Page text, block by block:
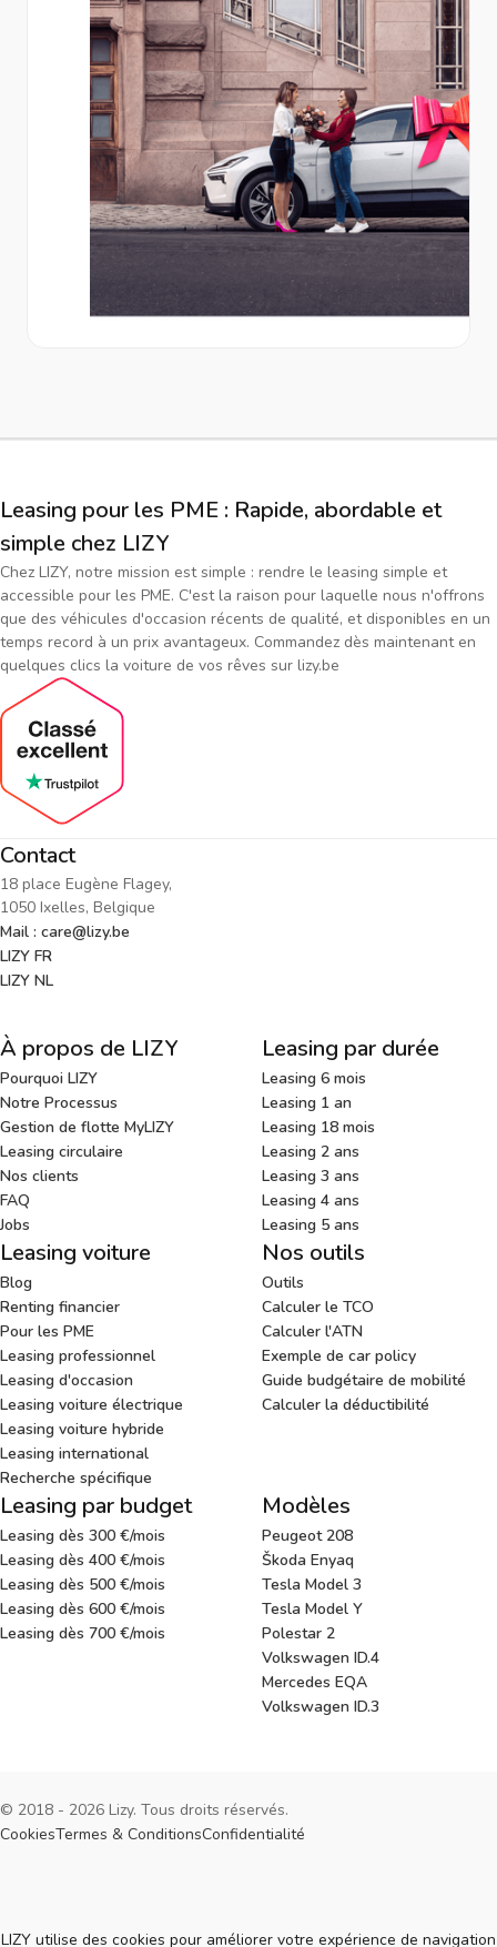
Leasing pour les PME : Rapide, abordable et
simple chez LIZY
Chez LIZY, notre mission est simple : rendre le leasing simple et
accessible pour les PME. C'est la raison pour laquelle nous n'offrons
que des véhicules d'occasion récents de qualité, et disponibles en un
temps record à un prix avantageux. Commandez dès maintenant en
quelques clics la voiture de vos rêves sur lizy.be
Contact
18 place Eugène Flagey,
1050 Ixelles, Belgique
Mail : care@lizy.be
LIZY FR
LIZY NL
À propos de LIZY
Pourquoi LIZY
Notre Processus
Gestion de flotte MyLIZY
Leasing circulaire
Nos clients
FAQ
Jobs
Leasing par durée
Leasing 6 mois
Leasing 1 an
Leasing 18 mois
Leasing 2 ans
Leasing 3 ans
Leasing 4 ans
Leasing 5 ans
Leasing voiture
Blog
Renting financier
Pour les PME
Leasing professionnel
Leasing d'occasion
Leasing voiture électrique
Leasing voiture hybride
Leasing international
Recherche spécifique
Nos outils
Outils
Calculer le TCO
Calculer l'ATN
Exemple de car policy
Guide budgétaire de mobilité
Calculer la déductibilité
Leasing par budget
Leasing dès 300 €/mois
Leasing dès 400 €/mois
Leasing dès 500 €/mois
Leasing dès 600 €/mois
Leasing dès 700 €/mois
Modèles
Peugeot 208
Škoda Enyaq
Tesla Model 3
Tesla Model Y
Polestar 2
Volkswagen ID.4
Mercedes EQA
Volkswagen ID.3
© 2018 - 2026 Lizy. Tous droits réservés.
CookiesTermes & ConditionsConfidentialité
LIZY utilise des cookies pour améliorer votre expérience de navigation